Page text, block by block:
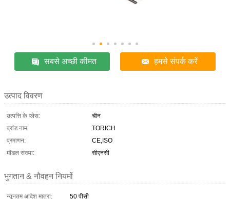
सबसे अच्छी कीमत हमसे संपर्क करें
उत्पाद विवरण
उत्पत्ति के प्लेस:
चीन
ब्रांड नाम:
TORICH
प्रमाणन:
CE,ISO
मॉडल संख्या:
सीएनसी
भुगतान & नौवहन नियमों
न्यूनतम आदेश मात्रा:
50 पीसी